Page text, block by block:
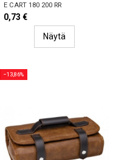
E CART 180 200 RR
0,73 €
Näytä
−13,86%